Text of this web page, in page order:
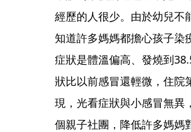
經歷的人很少。由於幼兒不
知道許多媽媽都擔心孩子染
症狀是體溫偏高、發燒到
狀比以前感冒還輕微，住院
現，光看症狀與小感冒無異
個親子社團，降低許多媽媽